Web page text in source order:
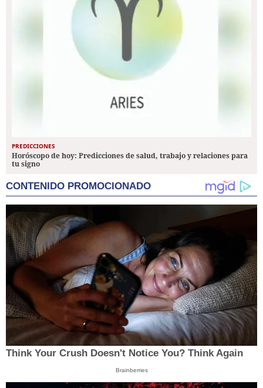
PREDICCIONES
Horóscopo de hoy: Predicciones de salud, trabajo y relaciones para
tu signo
CONTENIDO PROMOCIONADO
Think Your Crush Doesn't Notice You? Think Again
Brainberries